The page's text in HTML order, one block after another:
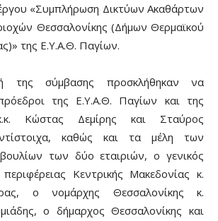
«Συμπλήρωση Δικτύων Ακαθάρτων
Θεσσαλονίκης (Δήμων Θερμαϊκού
της Ε.Υ.Α.Θ. Παγίων.
της σύμβασης προσκλήθηκαν να
της Ε.Υ.Α.Θ. Παγίων και της
Κώστας Δεμίρης και Σταύρος
καθώς και τα μέλη των
των δύο εταιριών, ο γενικός
Κεντρικής Μακεδονίας κ.
ο νομάρχης Θεσσαλονίκης κ.
ο δήμαρχος Θεσσαλονίκης και